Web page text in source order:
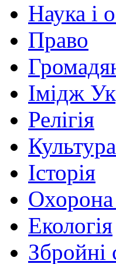
Наука і
Право
Імідж
Релігія
Історія
Охорона
Екологія
Збройні